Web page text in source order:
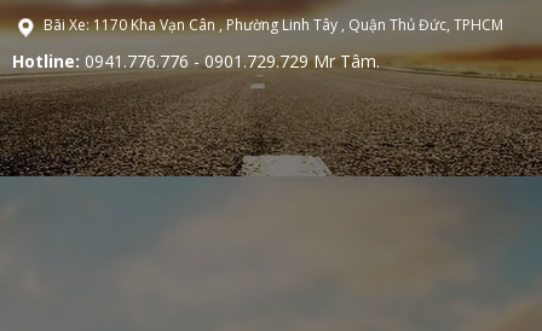
Bãi Xe: 1170 Kha Vạn Cân , Phường Linh Tây , Quận Thủ Đức, TPHCM
Hotline: 0941.776.776 - 0901.729.729 Mr Tâm.